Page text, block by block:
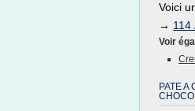
Voici
→ 114
Voir
PATE A